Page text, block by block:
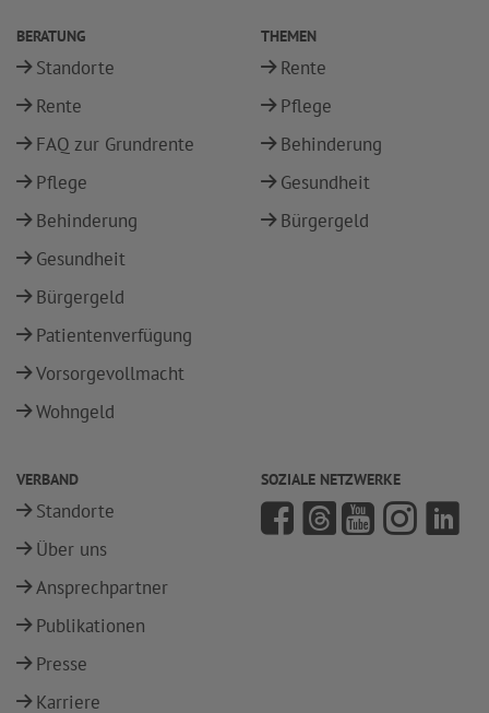
BERATUNG
Standorte
Rente
FAQ zur Grundrente
Pflege
Behinderung
Gesundheit
Bürgergeld
Patientenverfügung
Vorsorgevollmacht
Wohngeld
THEMEN
Rente
Pflege
Behinderung
Gesundheit
Bürgergeld
VERBAND
Standorte
Über uns
Ansprechpartner
Publikationen
Presse
Karriere
SOZIALE NETZWERKE